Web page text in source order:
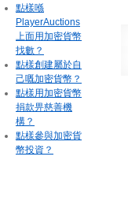
點樣喺
PlayerAuctions
上面用加密貨幣
找數？
點樣創建屬於自
己嘅加密貨幣？
點樣用加密貨幣
捐款畀慈善機
構？
點樣參與加密貨
幣投資？